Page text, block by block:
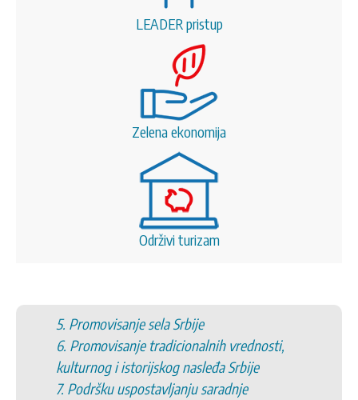
LEADER pristup
Zelena ekonomija
Održivi turizam
5. Promovisanje sela Srbije
6. Promovisanje tradicionalnih vrednosti,
kulturnog i istorijskog nasleđa Srbije
7. Podršku uspostavljanju saradnje